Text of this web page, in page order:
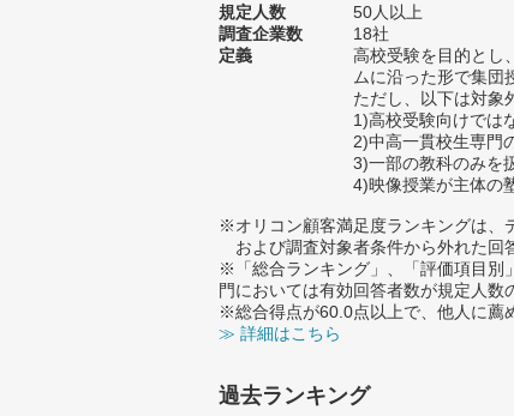
規定人数
50人以上
調査企業数
18社
定義
高校受験を目的とし
ムに沿った形で集団
ただし、以下は対象
1)高校受験向けでは
2)中高一貫校生専門
3)一部の教科のみを
4)映像授業が主体の
※オリコン顧客満足度ランキングは、
および調査対象者条件から外れた回
※「総合ランキング」、「評価項目別
門においては有効回答者数が規定人数
※総合得点が60.0点以上で、他人に薦
≫ 詳細はこちら
過去ランキング